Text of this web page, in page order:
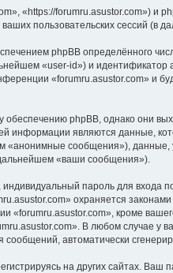
«https://forumru.asustor.com») и
пользовательских сессий (в
phpBB определённого
«user-id») и
«forumru.asustor.com» и
phpBB, однако они
информации являются данные,
сообщения»), данные,
«ваши сообщения»).
пароль для входа
охраняется
кроме
В любом случае у
сообщений, автоматически
на других сайтах. Ваш